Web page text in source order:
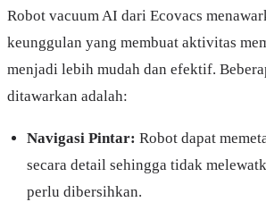
Robot vacuum AI dari Ecovacs
keunggulan yang membuat aktivitas
menjadi lebih mudah dan efektif.
ditawarkan adalah:
Navigasi Pintar: Robot dapat
secara detail sehingga tidak
perlu dibersihkan.